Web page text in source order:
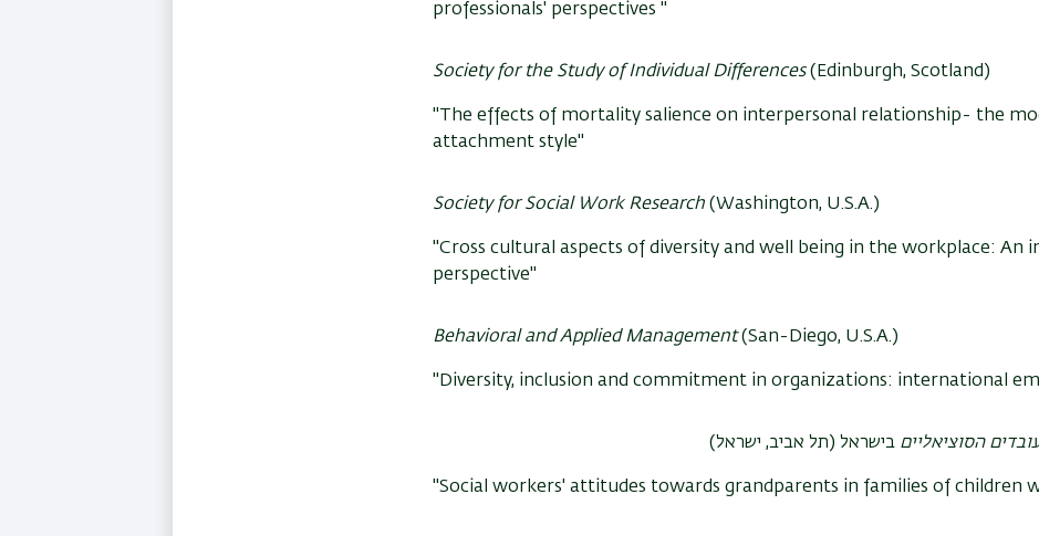
professionals' perspectives "
Society for the Study of Individual Differences(Edinburgh, Scotland)
"The effects of mortality salience on interpersonal relationship- the
attachment style"
Society for Social Work Research (Washington, U.S.A.)
"Cross cultural aspects of diversity and well being in the workplace: An
perspective"
Behavioral and Applied Management(San-Diego, U.S.A.)
"Diversity, inclusion and commitment in organizations: international
הסוציאליים בישראל (תל אביב, ישראל)
"Social workers' attitudes towards grandparents in families of children